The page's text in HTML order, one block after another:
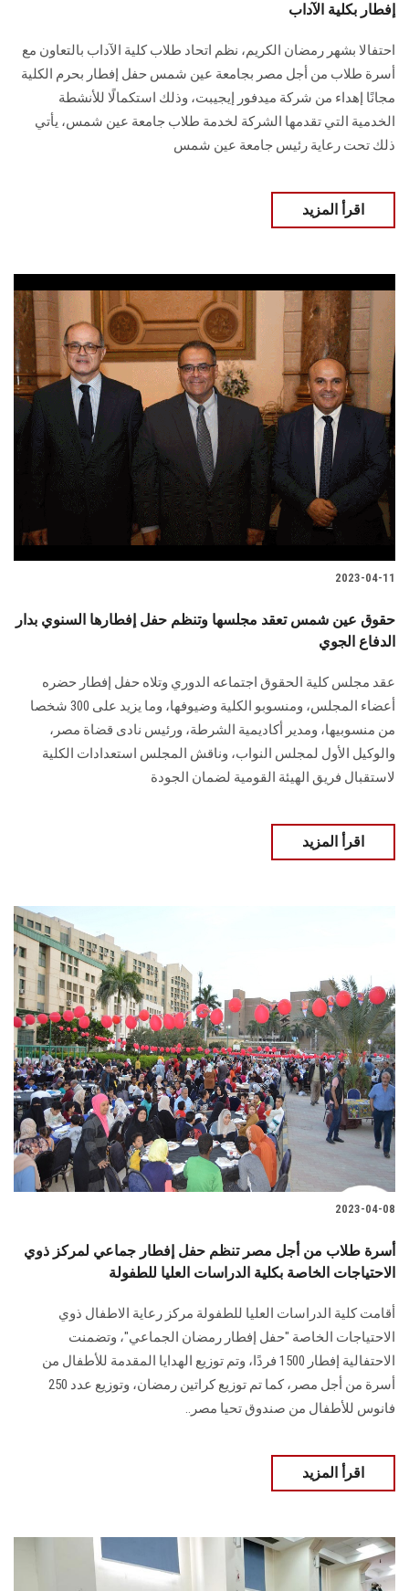
إفطار بكلية الآداب
احتفالا بشهر رمضان الكريم، نظم اتحاد طلاب كلية الآداب بالتعاون مع
أسرة طلاب من أجل مصر بجامعة عين شمس حفل إفطار بحرم الكلية
مجانًا إهداء من شركة ميدفور إيجيبت، وذلك استكمالًا للأنشطة
الخدمية التي تقدمها الشركة لخدمة طلاب جامعة عين شمس، يأتي
ذلك تحت رعاية رئيس جامعة عين شمس
اقرأ المزيد
2023-04-11
حقوق عين شمس تعقد مجلسها وتنظم حفل إفطارها السنوي بدار
الدفاع الجوي
عقد مجلس كلية الحقوق اجتماعه الدوري وتلاه حفل إفطار حضره
أعضاء المجلس، ومنسوبو الكلية وضيوفها، وما يزيد على 300 شخصا
من منسوبيها، ومدير أكاديمية الشرطة، ورئيس نادى قضاة مصر،
والوكيل الأول لمجلس النواب، وناقش المجلس استعدادات الكلية
لاستقبال فريق الهيئة القومية لضمان الجودة
اقرأ المزيد
2023-04-08
أسرة طلاب من أجل مصر تنظم حفل إفطار جماعي لمركز ذوي
الاحتياجات الخاصة بكلية الدراسات العليا للطفولة
أقامت كلية الدراسات العليا للطفولة مركز رعاية الاطفال ذوي
الاحتياجات الخاصة "حفل إفطار رمضان الجماعي"، وتضمنت
الاحتفالية إفطار 1500 فردًا، وتم توزيع الهدايا المقدمة للأطفال من
أسرة من أجل مصر، كما تم توزيع كراتين رمضان، وتوزيع عدد 250
فانوس للأطفال من صندوق تحيا مصر..
اقرأ المزيد